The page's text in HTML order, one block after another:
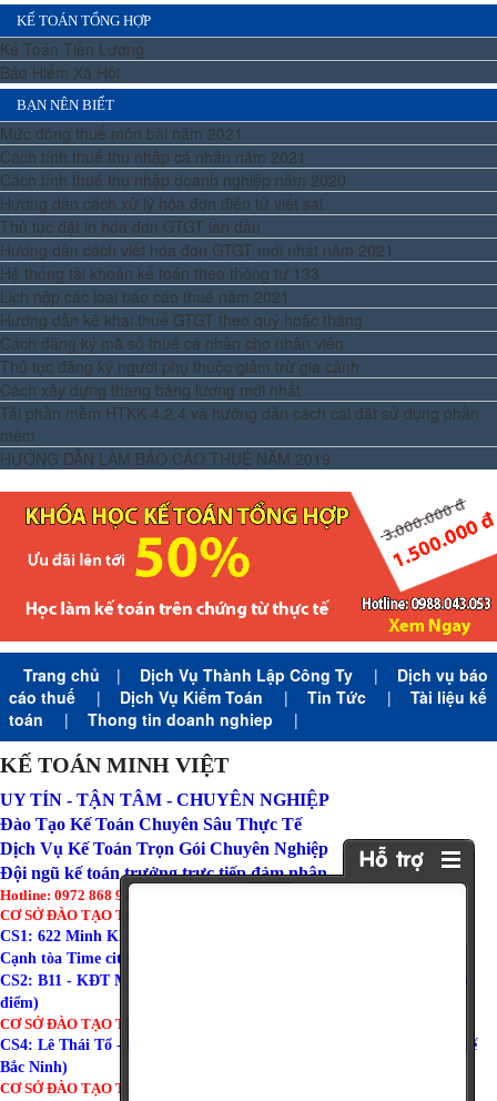
KẾ TOÁN TỔNG HỢP
Kế Toán Tiền Lương
Bảo Hiểm Xã Hội
BẠN NÊN BIẾT
Mức đóng thuế môn bài năm 2021
Cách tính thuế thu nhập cá nhân năm 2021
Cách tính thuế thu nhập doanh nghiệp năm 2020
Hướng dẫn cách xử lý hóa đơn điện tử viết sai
Thủ tục đặt in hóa đơn GTGT lần đầu
Hướng dẫn cách viết hóa đơn GTGT mới nhất năm 2021
Hệ thống tài khoản kế toán theo thông tư 133
Lịch nộp các loại báo cáo thuế năm 2021
Hướng dẫn kê khai thuế GTGT theo quý hoặc tháng
Cách đăng ký mã số thuế cá nhân cho nhân viên
Thủ tục đăng ký người phụ thuộc giảm trừ gia cảnh
Cách xây dựng thang bảng lương mới nhất
Tải phần mềm HTKK 4.2.4 và hướng dẫn cách cài đặt sử dụng phần
mềm
HƯỚNG DẪN LÀM BÁO CÁO THUẾ NĂM 2019
Trang chủ | Dịch Vụ Thành Lập Công Ty |
Dịch vụ báo
cáo thuế
| Dịch Vụ Kiểm Toán | Tin Tức |
Tài liệu kế
toán
| Thong tin doanh nghiep |
KẾ TOÁN MINH VIỆT
UY TÍN - TẬN TÂM - CHUYÊN NGHIỆP
Đào Tạo Kế Toán Chuyên Sâu Thực Tế
Dịch Vụ Kế Toán Trọn Gói Chuyên Nghiệp
Đội ngũ kế toán trưởng trực tiếp đảm nhận
Hotline: 0972 868 960 (Zalo)
CƠ SỞ ĐÀO TẠO TẠI HÀ NỘI:
CS1: 622 Minh Khai - Hai Bà Trưng - Hà Nội ( Tòa Amber Riverside
Cạnh tòa Time city )
CS2: B11 - KĐT Mỹ Đình I - Từ Liêm - Hà Nội ( Gần trường đoàn thị
điểm)
CƠ SỞ ĐÀO TẠO TẠI BẮC NINH:
CS4: Lê Thái Tổ - Phường Võ Cường - TP Bắc Ninh (Gần chi cục thuế
Bắc Ninh)
CƠ SỞ ĐÀO TẠO TẠI HẢI PHÒNG: